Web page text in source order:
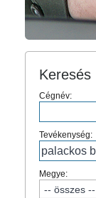
Keresés
Cégnév:
Tevékenység:
Megye: